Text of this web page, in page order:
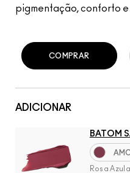
pigmentação, conforto e
ADICIONAR
BATOM
Rosa
COMPRAR